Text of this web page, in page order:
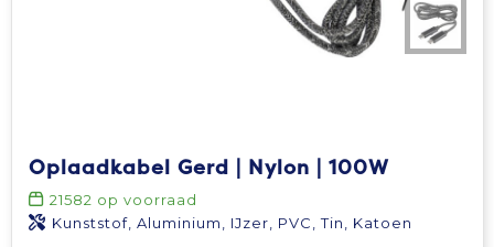
Oplaadkabel Gerd | Nylon | 100W
21582 op voorraad
Kunststof, Aluminium, IJzer, PVC, Tin, Katoen